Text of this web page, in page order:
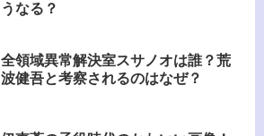
うなる？
全領域異常解決室スサノオは誰？荒
波健吾と考察されるのはなぜ？